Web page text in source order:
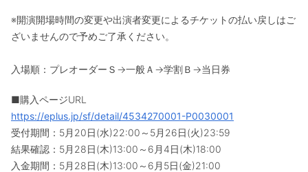
※開演開場時間の変更や出演者変更によるチケットの払い戻しはご
ざいませんので予めご了承ください。
入場順：プレオーダーＳ→一般Ａ→学割Ｂ→当日券
■購入ページURL
https://eplus.jp/sf/detail/4534270001-P0030001
受付期間：5月20日(水)22:00～5月26日(火)23:59
結果確認：5月28日(木)13:00～6月4日(木)18:00
入金期間：5月28日(木)13:00～6月5日(金)21:00